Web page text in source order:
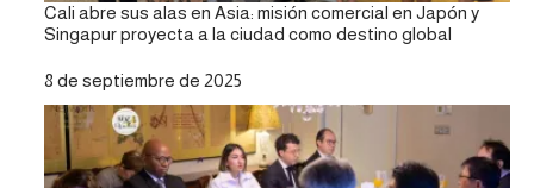
Cali abre sus alas en Asia: misión comercial en Japón y
Singapur proyecta a la ciudad como destino global
Fecha
8 de septiembre de 2025